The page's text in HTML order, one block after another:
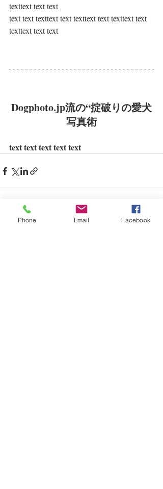
texttext text text
text text texttext text texttext text texttext text
texttext text text
Dogphoto.jp流の“掟破りの愛犬
写真術
text text text text text
Phone Email Facebook